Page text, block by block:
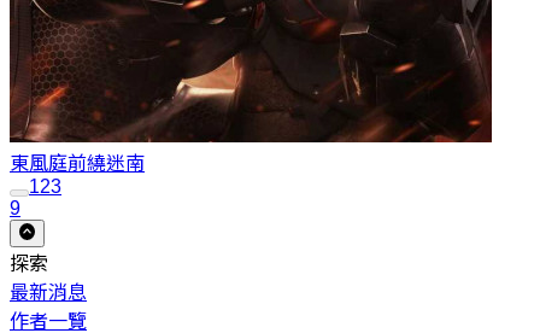
東風庭前繞迷南
123
9
探索
最新消息
作者一覽